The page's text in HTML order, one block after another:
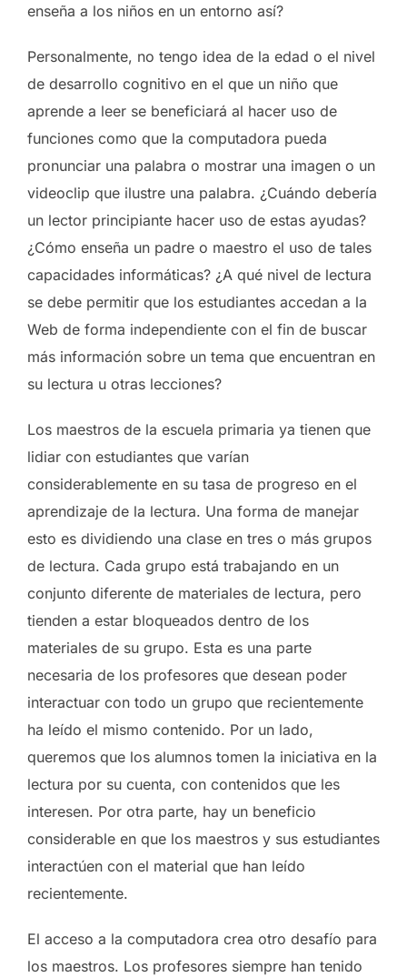
enseña a los niños en un entorno así?
Personalmente, no tengo idea de la edad o el nivel
de desarrollo cognitivo en el que un niño que
aprende a leer se beneficiará al hacer uso de
funciones como que la computadora pueda
pronunciar una palabra o mostrar una imagen o un
videoclip que ilustre una palabra. ¿Cuándo debería
un lector principiante hacer uso de estas ayudas?
¿Cómo enseña un padre o maestro el uso de tales
capacidades informáticas? ¿A qué nivel de lectura
se debe permitir que los estudiantes accedan a la
Web de forma independiente con el fin de buscar
más información sobre un tema que encuentran en
su lectura u otras lecciones?
Los maestros de la escuela primaria ya tienen que
lidiar con estudiantes que varían
considerablemente en su tasa de progreso en el
aprendizaje de la lectura. Una forma de manejar
esto es dividiendo una clase en tres o más grupos
de lectura. Cada grupo está trabajando en un
conjunto diferente de materiales de lectura, pero
tienden a estar bloqueados dentro de los
materiales de su grupo. Esta es una parte
necesaria de los profesores que desean poder
interactuar con todo un grupo que recientemente
ha leído el mismo contenido. Por un lado,
queremos que los alumnos tomen la iniciativa en la
lectura por su cuenta, con contenidos que les
interesen. Por otra parte, hay un beneficio
considerable en que los maestros y sus estudiantes
interactúen con el material que han leído
recientemente.
El acceso a la computadora crea otro desafío para
los maestros. Los profesores siempre han tenido